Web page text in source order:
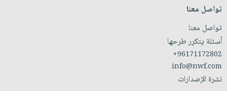
تواصل معنا
تواصل معنا
أسئلة يتكرر طرحها
+96171172802
info@nwf.com
نشرة الإصدارات